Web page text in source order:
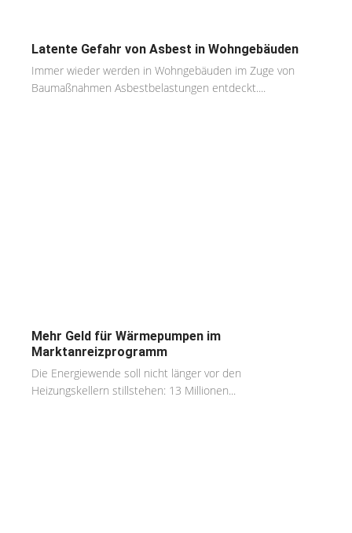
Latente Gefahr von Asbest in Wohngebäuden
Immer wieder werden in Wohngebäuden im Zuge von
Baumaßnahmen Asbestbelastungen entdeckt....
Mehr Geld für Wärmepumpen im
Marktanreizprogramm
Die Energiewende soll nicht länger vor den
Heizungskellern stillstehen: 13 Millionen...